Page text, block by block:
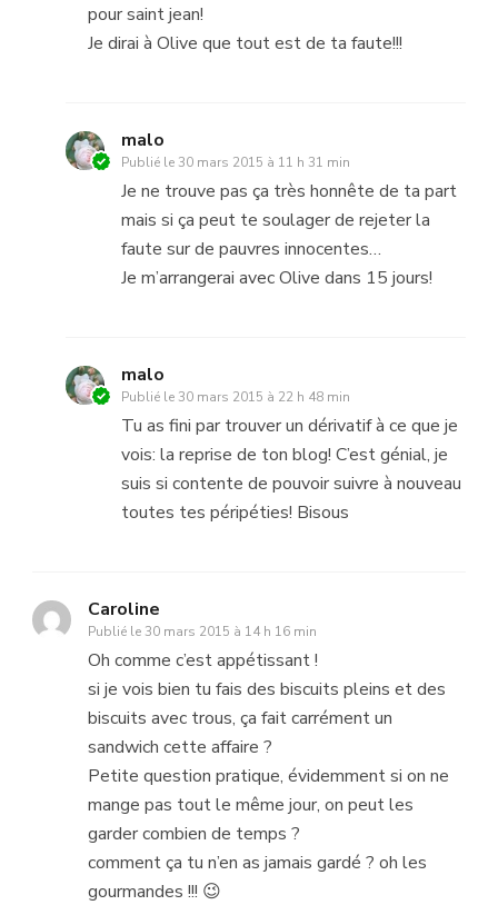
pour saint jean!
Je dirai à Olive que tout est de ta faute!!!
malo
Publié le 30 mars 2015 à 11 h 31 min
Je ne trouve pas ça très honnête de ta part
mais si ça peut te soulager de rejeter la
faute sur de pauvres innocentes…
Je m’arrangerai avec Olive dans 15 jours!
malo
Publié le 30 mars 2015 à 22 h 48 min
Tu as fini par trouver un dérivatif à ce que je
vois: la reprise de ton blog! C’est génial, je
suis si contente de pouvoir suivre à nouveau
toutes tes péripéties! Bisous
Caroline
Publié le 30 mars 2015 à 14 h 16 min
Oh comme c’est appétissant !
si je vois bien tu fais des biscuits pleins et des
biscuits avec trous, ça fait carrément un
sandwich cette affaire ?
Petite question pratique, évidemment si on ne
mange pas tout le même jour, on peut les
garder combien de temps ?
comment ça tu n’en as jamais gardé ? oh les
gourmandes !!! 😉